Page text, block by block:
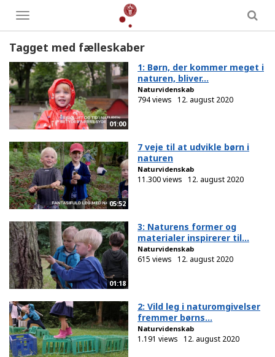
Toggle
menu
Tagget med fælleskaber
01:00
1: Børn, der kommer meget i
naturen, bliver...
Naturvidenskab
794 views 12. august 2020
05:52
7 veje til at udvikle børn i
naturen
Naturvidenskab
11.300 views 12. august 2020
01:18
3: Naturens former og
materialer inspirerer til...
Naturvidenskab
615 views 12. august 2020
2: Vild leg i naturomgivelser
fremmer børns...
Naturvidenskab
1.191 views 12. august 2020